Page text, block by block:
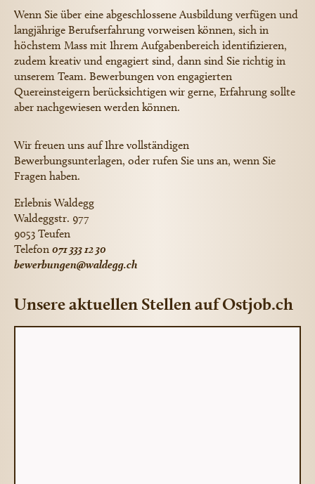
Wenn Sie über eine abgeschlossene Ausbildung verfügen und
langjährige Berufserfahrung vorweisen können, sich in
höchstem Mass mit Ihrem Aufgabenbereich identifizieren,
zudem kreativ und engagiert sind, dann sind Sie richtig in
unserem Team. Bewerbungen von engagierten
Quereinsteigern berücksichtigen wir gerne, Erfahrung sollte
aber nachgewiesen werden können.
Wir freuen uns auf Ihre vollständigen
Bewerbungsunterlagen, oder rufen Sie uns an, wenn Sie
Fragen haben.
Erlebnis Waldegg
Waldeggstr. 977
9053 Teufen
Telefon 071 333 12 30
bewerbungen@waldegg.ch
Unsere aktuellen Stellen auf Ostjob.ch